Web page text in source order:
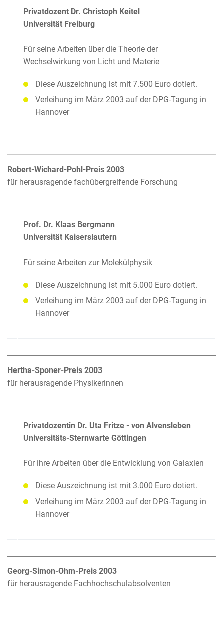
Privatdozent Dr. Christoph Keitel
Universität Freiburg
Für seine Arbeiten über die Theorie der
Wechselwirkung von Licht und Materie
Diese Auszeichnung ist mit 7.500 Euro dotiert.
Verleihung im März 2003 auf der DPG-Tagung in
Hannover
Robert-Wichard-Pohl-Preis 2003
für herausragende fachübergreifende Forschung
Prof. Dr. Klaas Bergmann
Universität Kaiserslautern
Für seine Arbeiten zur Molekülphysik
Diese Auszeichnung ist mit 5.000 Euro dotiert.
Verleihung im März 2003 auf der DPG-Tagung in
Hannover
Hertha-Sponer-Preis 2003
für herausragende Physikerinnen
Privatdozentin Dr. Uta Fritze - von Alvensleben
Universitäts-Sternwarte Göttingen
Für ihre Arbeiten über die Entwicklung von Galaxien
Diese Auszeichnung ist mit 3.000 Euro dotiert.
Verleihung im März 2003 auf der DPG-Tagung in
Hannover
Georg-Simon-Ohm-Preis 2003
für herausragende Fachhochschulabsolventen